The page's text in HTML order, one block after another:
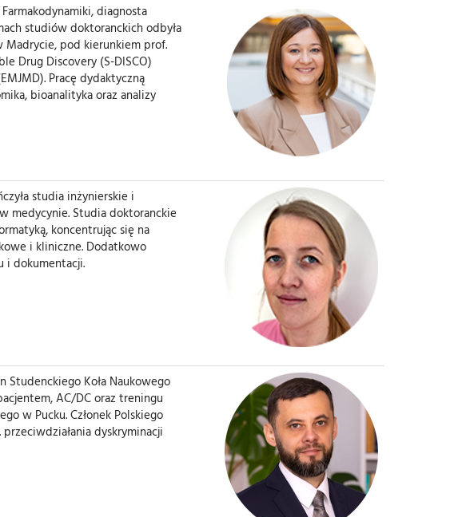
diagnosta
studiów doktoranckich odbyła
Madrycie, pod kierunkiem prof.
Drug Discovery (S-DISCO)
Pracę dydaktyczną
bioanalityka oraz analizy
studia inżynierskie i
medycynie. Studia doktoranckie
koncentrując się na
i kliniczne. Dodatkowo
i dokumentacji.
Koła Naukowego
AC/DC oraz treningu
w Pucku. Członek Polskiego
dyskryminacji